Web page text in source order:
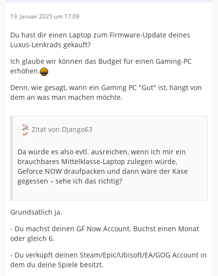
19. Januar 2025 um 17:09
Du hast dir einen Laptop zum Firmware-Update deines
Luxus-Lenkrads gekauft?
Ich glaube wir können das Budget für einen Gaming-PC
erhöhen.
Denn, wie gesagt, wann ein Gaming PC "Gut" ist, hängt von
dem an was man machen möchte.
Zitat von Django63
Da würde es also evtl. ausreichen, wenn ich mir ein
brauchbares Mittelklasse-Laptop zulegen würde,
Geforce NOW draufpacken und dann wäre der Käse
gegessen – sehe ich das richtig?
Grundsätlich ja.
- Du machst deinen GF Now Account. Buchst einen Monat
oder gleich 6.
- Du verküpft deinen Steam/Epic/Ubisoft/EA/GOG Account in
dem du deine Spiele besitzt.